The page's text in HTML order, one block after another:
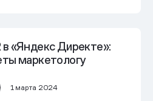
«Яндекс Директе»:
маркетологу
1 марта 2024